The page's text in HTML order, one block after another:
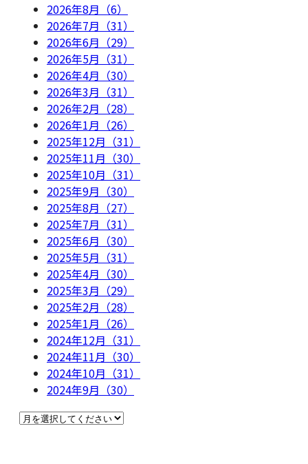
2026年8月（6）
2026年7月（31）
2026年6月（29）
2026年5月（31）
2026年4月（30）
2026年3月（31）
2026年2月（28）
2026年1月（26）
2025年12月（31）
2025年11月（30）
2025年10月（31）
2025年9月（30）
2025年8月（27）
2025年7月（31）
2025年6月（30）
2025年5月（31）
2025年4月（30）
2025年3月（29）
2025年2月（28）
2025年1月（26）
2024年12月（31）
2024年11月（30）
2024年10月（31）
2024年9月（30）